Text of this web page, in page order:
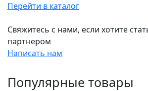
Перейти в каталог
Свяжитесь с нами, если хотите
партнером
Написать нам
Популярные товары